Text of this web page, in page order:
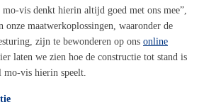
mo-vis denkt hierin altijd goed met ons mee”
onze maatwerkoplossingen, waaronder de
zijn te bewonderen op ons online
laten we zien hoe de constructie tot stand is
mo-vis hierin speelt.